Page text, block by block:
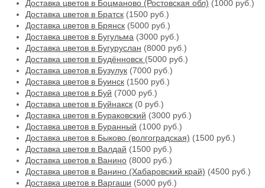
Доставка цветов в Боцманово (Ростовская обл) (1000 руб.)
Доставка цветов в Братск (1500 руб.)
Доставка цветов в Брянск (5000 руб.)
Доставка цветов в Бугульма (3000 руб.)
Доставка цветов в Бугуруслан (8000 руб.)
Доставка цветов в Будённовск (5000 руб.)
Доставка цветов в Бузулук (7000 руб.)
Доставка цветов в Буинск (1500 руб.)
Доставка цветов в Буй (7000 руб.)
Доставка цветов в Буйнакск (0 руб.)
Доставка цветов в Бураковский (3000 руб.)
Доставка цветов в Буранный (1000 руб.)
Доставка цветов в Быково (волгоградская) (1500 руб.)
Доставка цветов в Валдай (1500 руб.)
Доставка цветов в Ванино (8000 руб.)
Доставка цветов в Ванино (Хабаровский край) (4500 руб.)
Доставка цветов в Варгаши (5000 руб.)